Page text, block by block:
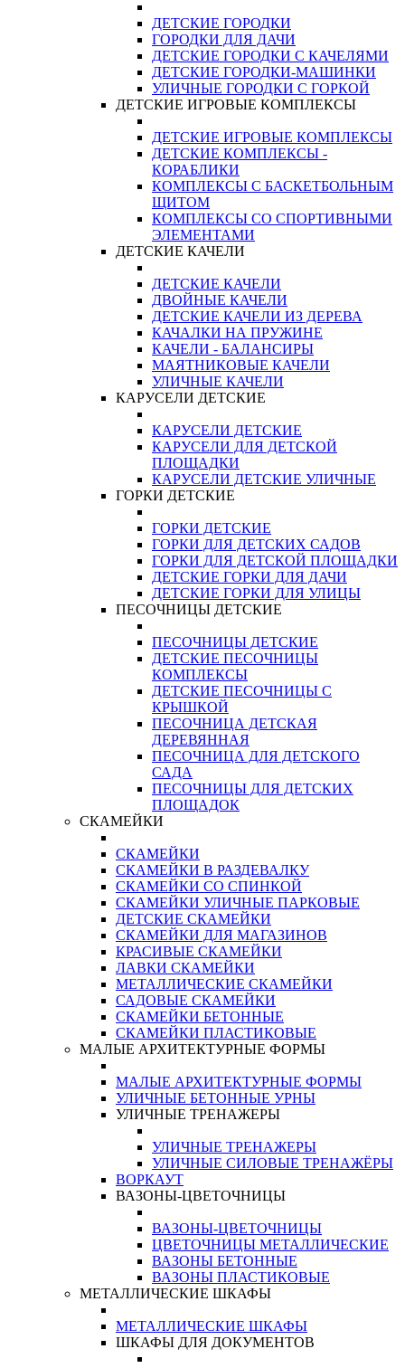
ДЕТСКИЕ ГОРОДКИ
ГОРОДКИ ДЛЯ ДАЧИ
ДЕТСКИЕ ГОРОДКИ С КАЧЕЛЯМИ
ДЕТСКИЕ ГОРОДКИ-МАШИНКИ
УЛИЧНЫЕ ГОРОДКИ С ГОРКОЙ
ДЕТСКИЕ ИГРОВЫЕ КОМПЛЕКСЫ
ДЕТСКИЕ ИГРОВЫЕ КОМПЛЕКСЫ
ДЕТСКИЕ КОМПЛЕКСЫ -
КОРАБЛИКИ
КОМПЛЕКСЫ С БАСКЕТБОЛЬНЫМ
ЩИТОМ
КОМПЛЕКСЫ СО СПОРТИВНЫМИ
ЭЛЕМЕНТАМИ
ДЕТСКИЕ КАЧЕЛИ
ДЕТСКИЕ КАЧЕЛИ
ДВОЙНЫЕ КАЧЕЛИ
ДЕТСКИЕ КАЧЕЛИ ИЗ ДЕРЕВА
КАЧАЛКИ НА ПРУЖИНЕ
КАЧЕЛИ - БАЛАНСИРЫ
МАЯТНИКОВЫЕ КАЧЕЛИ
УЛИЧНЫЕ КАЧЕЛИ
КАРУСЕЛИ ДЕТСКИЕ
КАРУСЕЛИ ДЕТСКИЕ
КАРУСЕЛИ ДЛЯ ДЕТСКОЙ
ПЛОЩАДКИ
КАРУСЕЛИ ДЕТСКИЕ УЛИЧНЫЕ
ГОРКИ ДЕТСКИЕ
ГОРКИ ДЕТСКИЕ
ГОРКИ ДЛЯ ДЕТСКИХ САДОВ
ГОРКИ ДЛЯ ДЕТСКОЙ ПЛОЩАДКИ
ДЕТСКИЕ ГОРКИ ДЛЯ ДАЧИ
ДЕТСКИЕ ГОРКИ ДЛЯ УЛИЦЫ
ПЕСОЧНИЦЫ ДЕТСКИЕ
ПЕСОЧНИЦЫ ДЕТСКИЕ
ДЕТСКИЕ ПЕСОЧНИЦЫ
КОМПЛЕКСЫ
ДЕТСКИЕ ПЕСОЧНИЦЫ С
КРЫШКОЙ
ПЕСОЧНИЦА ДЕТСКАЯ
ДЕРЕВЯННАЯ
ПЕСОЧНИЦА ДЛЯ ДЕТСКОГО
САДА
ПЕСОЧНИЦЫ ДЛЯ ДЕТСКИХ
ПЛОЩАДОК
СКАМЕЙКИ
СКАМЕЙКИ
СКАМЕЙКИ В РАЗДЕВАЛКУ
СКАМЕЙКИ СО СПИНКОЙ
СКАМЕЙКИ УЛИЧНЫЕ ПАРКОВЫЕ
ДЕТСКИЕ СКАМЕЙКИ
СКАМЕЙКИ ДЛЯ МАГАЗИНОВ
КРАСИВЫЕ СКАМЕЙКИ
ЛАВКИ СКАМЕЙКИ
МЕТАЛЛИЧЕСКИЕ СКАМЕЙКИ
САДОВЫЕ СКАМЕЙКИ
СКАМЕЙКИ БЕТОННЫЕ
СКАМЕЙКИ ПЛАСТИКОВЫЕ
МАЛЫЕ АРХИТЕКТУРНЫЕ ФОРМЫ
МАЛЫЕ АРХИТЕКТУРНЫЕ ФОРМЫ
УЛИЧНЫЕ БЕТОННЫЕ УРНЫ
УЛИЧНЫЕ ТРЕНАЖЕРЫ
УЛИЧНЫЕ ТРЕНАЖЕРЫ
УЛИЧНЫЕ СИЛОВЫЕ ТРЕНАЖЁРЫ
ВОРКАУТ
ВАЗОНЫ-ЦВЕТОЧНИЦЫ
ВАЗОНЫ-ЦВЕТОЧНИЦЫ
ЦВЕТОЧНИЦЫ МЕТАЛЛИЧЕСКИЕ
ВАЗОНЫ БЕТОННЫЕ
ВАЗОНЫ ПЛАСТИКОВЫЕ
МЕТАЛЛИЧЕСКИЕ ШКАФЫ
МЕТАЛЛИЧЕСКИЕ ШКАФЫ
ШКАФЫ ДЛЯ ДОКУМЕНТОВ